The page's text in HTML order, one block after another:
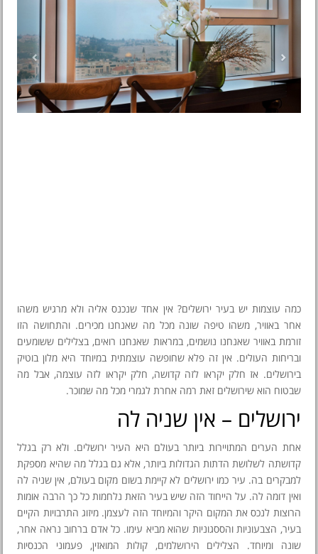
Next
כמה עוצמות יש בעיר ירושלים? אין אחד שנכנס אליה ולא מרגיש משהו
אחר באוויר, משהו טיפה שונה מכל מה שאנחנו מכירים. והתחושה הזו
זורמת באוויר שאנחנו נושמים, במראות שאנחנו רואים, בצלילים ששומעים
ובריחות העולים. אין זה פלא שחופשה עוצמתית במיוחד היא מלון בוטיק
בירושלים. אז חלק יקראו לזה קדושה, חלק יקראו לזה עוצמה, אבל מה
שבטוח הוא שירושלים זאת רמה אחרת לגמרי מכל מה שמוכר.
ירושלים – אין שניה לה
אחת הערים המתויירות ביותר בעולם היא העיר ירושלים. ולא רק בגלל
קדושתה לשלושת הדתות הגדולות ביותר, אלא גם בגלל מה שהיא מספקת
למבקרים בה. עיר כמו ירושלים לא קיימת בשום מקום בעולם, אין שניה לה
ואין דומה לה. על הייחוד הזה שיש בעיר הזאת נלחמות כל כך הרבה אומות
הרוצות לנכס את המקום היקר והמיוחד הזה לעצמן. מיזוג התרבויות הקיים
בעיר, הצבעוניות והססגוניות שהוא מביא עימו. כל אדם ברחוב נראה אחר,
שונה ומיוחד. הצלילים הירושלמים, קולות המואזין, פעמוני הכנסיות